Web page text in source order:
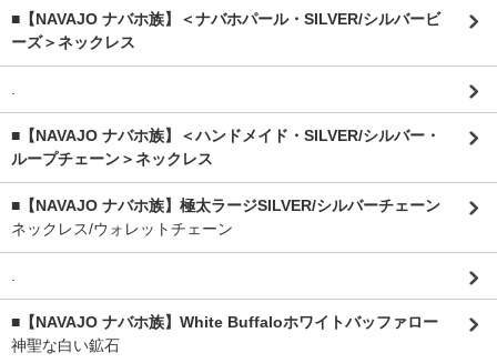
■【NAVAJO ナバホ族】＜ナバホパール・SILVER/シルバービ
ーズ＞ネックレス
.
■【NAVAJO ナバホ族】＜ハンドメイド・SILVER/シルバー・
ループチェーン＞ネックレス
■【NAVAJO ナバホ族】極太ラージSILVER/シルバーチェーン
ネックレス/ウォレットチェーン
.
■【NAVAJO ナバホ族】White Buffaloホワイトバッファロー
神聖な白い鉱石